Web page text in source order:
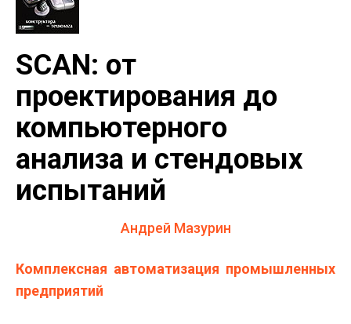
SCAN: от
проектирования до
компьютерного
анализа и стендовых
испытаний
Андрей Мазурин
Комплексная автоматизация промышленных
предприятий